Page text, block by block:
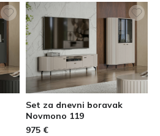
Set za dnevni boravak
Novmono 119
975 €